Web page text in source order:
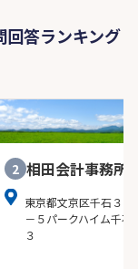
答ランキング
2 相田会計事務所
東京都文京区千石３－
－５パークハイム千石
３